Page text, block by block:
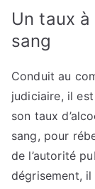
Un taux à
sang
Conduit au
judiciaire, il
son taux
sang, pour
de l’autorité
dégrisement,